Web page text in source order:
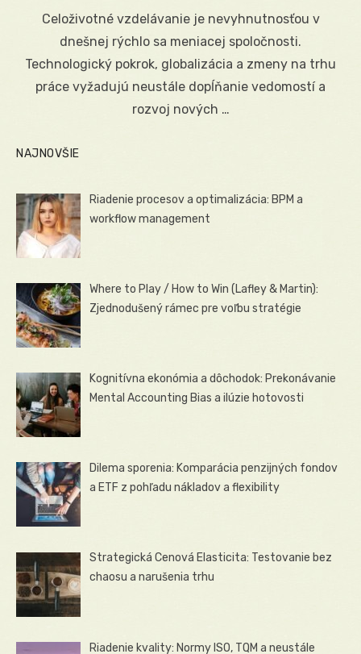
Celoživotné vzdelávanie je nevyhnutnosťou v
dnešnej rýchlo sa meniacej spoločnosti.
Technologický pokrok, globalizácia a zmeny na trhu
práce vyžadujú neustále dopĺňanie vedomostí a
rozvoj nových …
NAJNOVŠIE
Riadenie procesov a optimalizácia: BPM a
workflow management
Where to Play / How to Win (Lafley & Martin):
Zjednodušený rámec pre voľbu stratégie
Kognitívna ekonómia a dôchodok: Prekonávanie
Mental Accounting Bias a ilúzie hotovosti
Dilema sporenia: Komparácia penzijných fondov
a ETF z pohľadu nákladov a flexibility
Strategická Cenová Elasticita: Testovanie bez
chaosu a narušenia trhu
Riadenie kvality: Normy ISO, TQM a neustále